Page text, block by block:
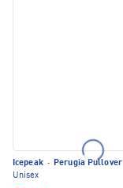
Icepeak · Perugia Pullover
Unisex